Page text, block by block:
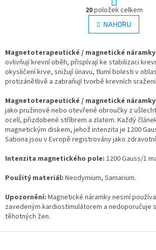
O
v
l
á
a
c
í
p
v
k
y
v
ý
i
u
r
á
n
k
v
á
n
í
20položek celkem
NAHORU
Magnetoterapeutické / magnetické náramky
ovlivňují krevní oběh, přispívají ke stabilizaci
okysličení krve, snižují únavu, tlumí bolesti v
protizánětlivě a zabraňují tvorbě krevních
Magnetoterapeutické / magnetické náramky
jako pružinové nebo otevřené obroučky z
ocelí, přizdobené stříbrem a zlatem. Každý
magnetickým diskem, jehož intenzita je 1200
Sabona jsou v Evropě registrovány jako
Intenzita magnetického pole: 1200 Gauss/1
Použitý materiál: Neodymium, Samarium.
Upozornění: Magnetické náramky nesmí
zavedeným kardiostimulátorem a nedoporučuje
těhotných žen.